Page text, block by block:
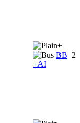
+
ВВ
+АІ
2